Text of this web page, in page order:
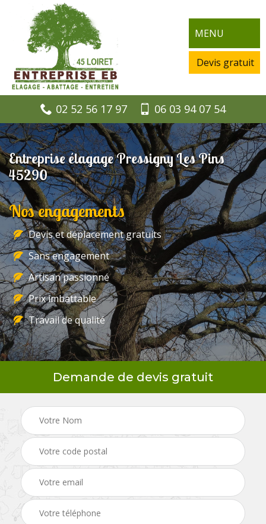
MENU
Devis gratuit
02 52 56 17 97 06 03 94 07 54
Entreprise élagage Pressigny Les Pins
45290
Nos engagements
Devis et déplacement gratuits
Sans engagement
Artisan passionné
Prix imbattable
Travail de qualité
Demande de devis gratuit